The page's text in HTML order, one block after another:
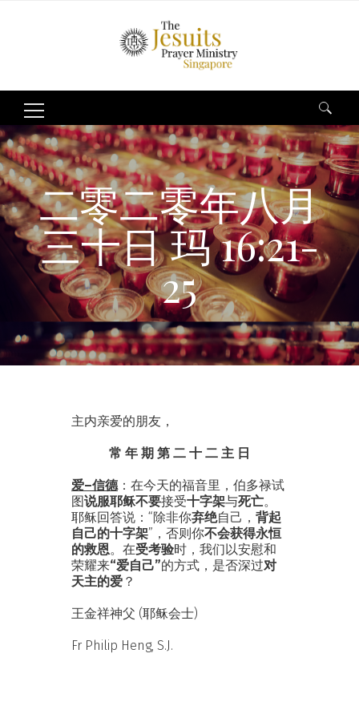
Search
for:
二零二零年八月
三十日 玛 16:21-
25
主内亲爱的朋友，
常 年 期 第 二 十 二 主 日
爱–信德：在今天的福音里，伯多禄试
图说服耶稣不要接受十字架与死亡。
耶稣回答说：“除非你弃绝自己， 背起
自己的十字架”，否则你不会获得永恒
的救恩。在受考验时，我们以安慰和
荣耀来“爱自己”的方式，是否深过对
天主的爱 ？
王金祥神父 (耶稣会士)
Fr Philip Heng, S.J.